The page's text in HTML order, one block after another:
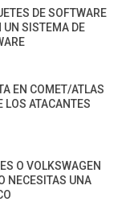
DE SOFTWARE
UN SISTEMA DE
EN COMET/ATLAS
LOS ATACANTES
O VOLKSWAGEN
NECESITAS UNA